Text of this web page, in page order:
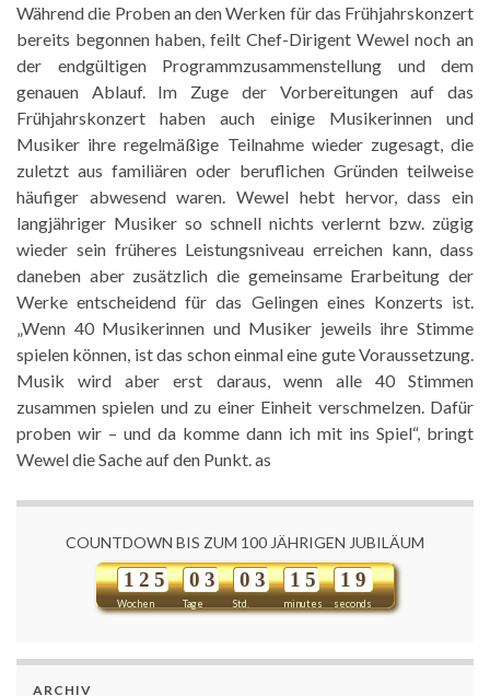
Während die Proben an den Werken für das Frühjahrskonzert
bereits begonnen haben, feilt Chef-Dirigent Wewel noch an
der endgültigen Programmzusammenstellung und dem
genauen Ablauf. Im Zuge der Vorbereitungen auf das
Frühjahrskonzert haben auch einige Musikerinnen und
Musiker ihre regelmäßige Teilnahme wieder zugesagt, die
zuletzt aus familiären oder beruflichen Gründen teilweise
häufiger abwesend waren. Wewel hebt hervor, dass ein
langjähriger Musiker so schnell nichts verlernt bzw. zügig
wieder sein früheres Leistungsniveau erreichen kann, dass
daneben aber zusätzlich die gemeinsame Erarbeitung der
Werke entscheidend für das Gelingen eines Konzerts ist.
„Wenn 40 Musikerinnen und Musiker jeweils ihre Stimme
spielen können, ist das schon einmal eine gute Voraussetzung.
Musik wird aber erst daraus, wenn alle 40 Stimmen
zusammen spielen und zu einer Einheit verschmelzen. Dafür
proben wir – und da komme dann ich mit ins Spiel“, bringt
Wewel die Sache auf den Punkt. as
COUNTDOWN BIS ZUM 100 JÄHRIGEN JUBILÄUM
Wochen
1 2 5
Tage
0 3
Std.
0 3
minutes
1 5
seconds
1 8
9
ARCHIV